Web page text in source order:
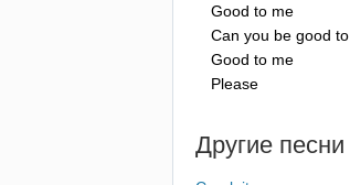
Good to me
Can you be good to
Good to me
Please
Другие песни